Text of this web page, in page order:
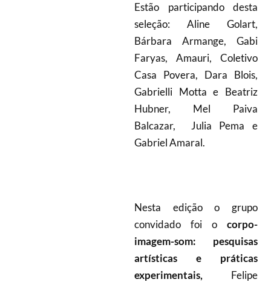
Estão participando desta
seleção: Aline Golart,
Bárbara Armange, Gabi
Faryas, Amauri, Coletivo
Casa Povera, Dara Blois,
Gabrielli Motta e Beatriz
Hubner, Mel Paiva
Balcazar, Julia Pema e
Gabriel Amaral.
Nesta edição o grupo
convidado foi ocorpo-
imagem-som: pesquisas
artísticas e práticas
experimentais, Felipe